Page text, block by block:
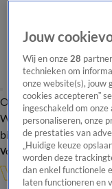
Overzicht Onze
Wandelgangen
bijwonenPodcastShop
Volg Vandaag Inside
Jouw
Wij en onze28
technieken om
onze website(s), jouw
cookies accepteren”
ingeschakeld om
personaliseren, onze
de prestaties van
„Huidige keuze
worden deze
dan enkel functionele
laten functioneren en